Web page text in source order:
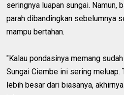
seringnya luapan sungai. Namun,
parah dibandingkan sebelumnya
mampu bertahan.
"Kalau pondasinya memang
Sungai Ciembe ini sering meluap.
lebih besar dari biasanya,